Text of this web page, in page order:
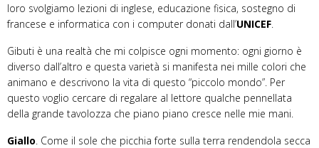
loro svolgiamo lezioni di inglese, educazione fisica, sostegno di
francese e informatica con i computer donati dall’UNICEF.
Gibuti è una realtà che mi colpisce ogni momento: ogni giorno è
diverso dall’altro e questa varietà si manifesta nei mille colori che
animano e descrivono la vita di questo “piccolo mondo”. Per
questo voglio cercare di regalare al lettore qualche pennellata
della grande tavolozza che piano piano cresce nelle mie mani.
Giallo. Come il sole che picchia forte sulla terra rendendola secca